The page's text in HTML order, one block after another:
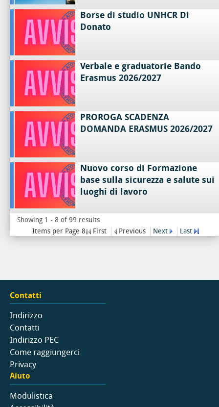
Borse di studio UNHCR Di
Donato
Verbale e graduatorie Bando
Erasmus 2026/2027
PROROGA SCADENZA
DOMANDA ERASMUS 2026/2027
Nuovo corso di Formazione
base sulla sicurezza e salute sui
luoghi di lavoro
Showing 1 - 8 of 99 results
Items per Page 8
First Previous Next Last
Contatti
Indirizzo
Contatti
Indirizzo PEC
Come raggiungerci
Privacy
Aiuto
Modulistica